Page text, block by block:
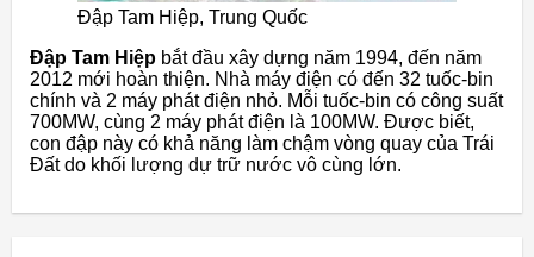
Đập Tam Hiệp, Trung Quốc
Đập Tam Hiệp bắt đầu xây dựng năm 1994, đến năm
2012 mới hoàn thiện. Nhà máy điện có đến 32 tuốc-bin
chính và 2 máy phát điện nhỏ. Mỗi tuốc-bin có công suất
700MW, cùng 2 máy phát điện là 100MW. Được biết,
con đập này có khả năng làm chậm vòng quay của Trái
Đất do khối lượng dự trữ nước vô cùng lớn.